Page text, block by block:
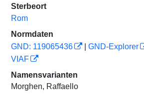
Sterbeort
Rom
Normdaten
GND: 119065436
GND-Explorer
VIAF
Namensvarianten
Morghen, Raffaello